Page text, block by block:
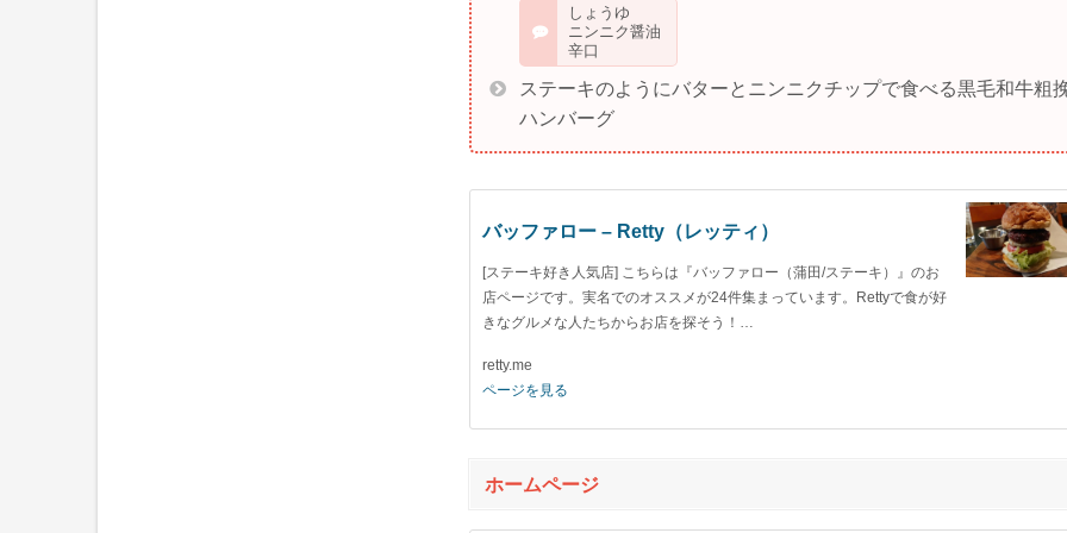
しょうゆ
ニンニク醤油
辛口
ステーキのようにバターとニンニクチップで食べる黒毛和牛粗
ハンバーグ
バッファロー – Retty（レッティ）
[ステーキ好き人気店] こちらは『バッファロー（蒲田/ステーキ）』のお
店ページです。実名でのオススメが24件集まっています。Rettyで食が好
きなグルメな人たちからお店を探そう！…
retty.me
ページを見る
ホームページ